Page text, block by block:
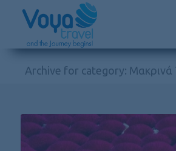
Archive for category: Μακρινά